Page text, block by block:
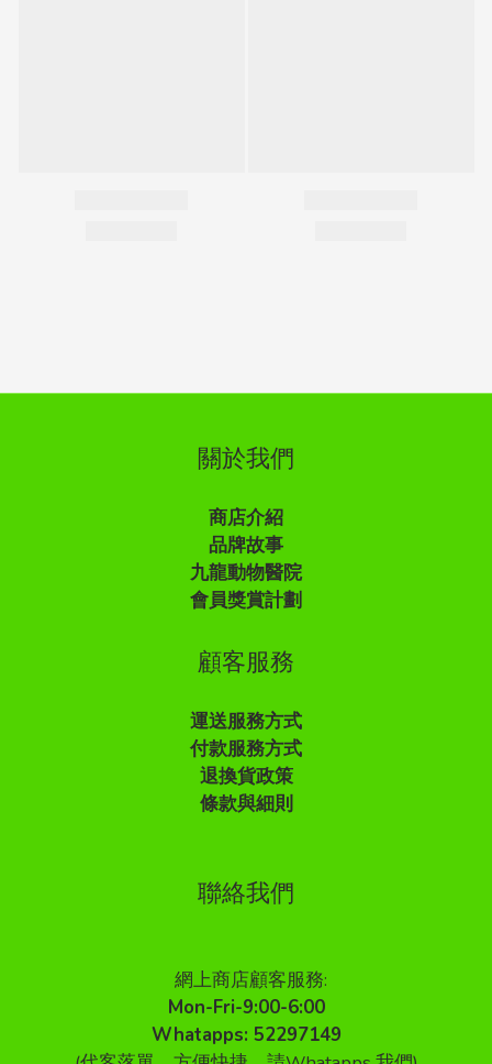
關於我們
商店介紹
品牌故事
九龍動物醫院
會員獎賞計劃
顧客服務
運送服務方式
付款服務方式
退換貨政策
條款與細則
聯絡我們
網上商店顧客服務:
Mon-Fri-9:00-6:00
Whatapps: 52297149